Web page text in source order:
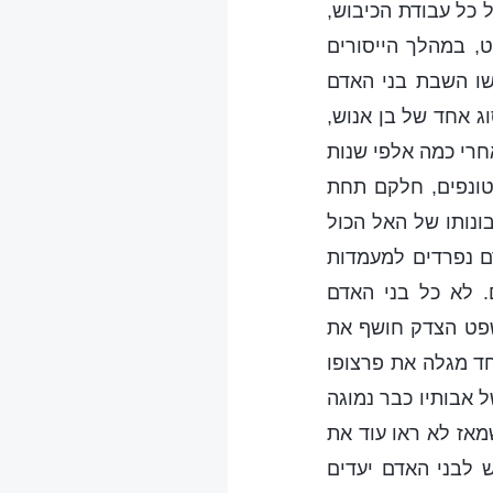
כל עבודת הכיבוש,
במהלך הייסורים
השבת בני האדם
אחד של בן אנוש,
כמה אלפי שנות
חלקם תחת
של האל הכול
נפרדים למעמדות
לא כל בני האדם
הצדק חושף את
מגלה את פרצופו
אבותיו כבר נמוגה
לא ראו עוד את
לבני האדם יעדים